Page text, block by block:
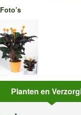
Planten en